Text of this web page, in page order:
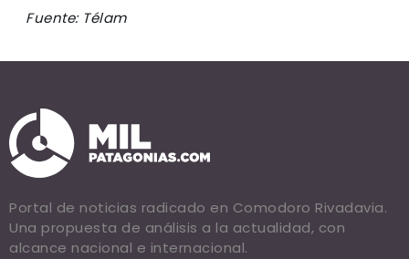
Fuente: Télam
Portal de noticias radicado en Comodoro Rivadavia.
Una propuesta de análisis a la actualidad, con
alcance nacional e internacional.